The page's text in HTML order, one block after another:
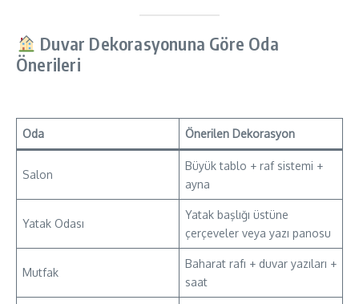
Duvar Dekorasyonuna Göre Oda
Önerileri
Oda Önerilen Dekorasyon
Salon
Büyük tablo + raf sistemi +
ayna
Yatak Odası
Yatak başlığı üstüne
çerçeveler veya yazı panosu
Mutfak
Baharat rafı + duvar yazıları +
saat